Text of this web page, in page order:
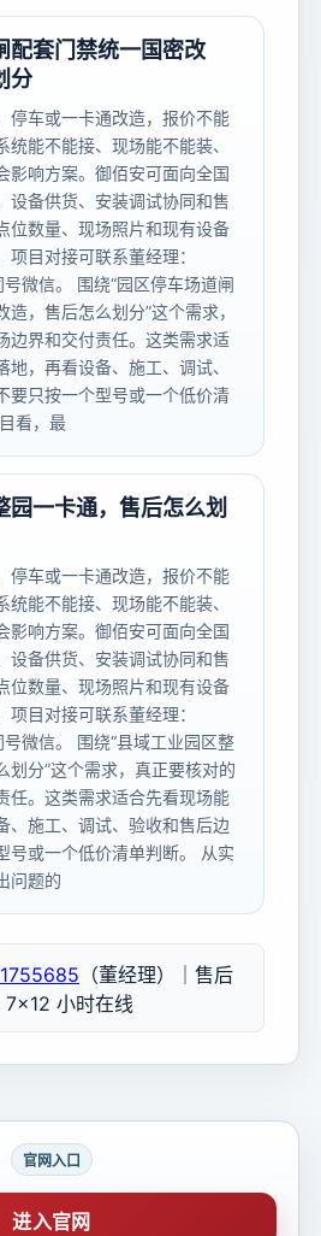
配套门禁统一国密改
分
停车或一卡通改造，报价不能
统能不能接、现场能不能装、
影响方案。御佰安可面向全国
设备供货、安装调试协同和售
位数量、现场照片和现有设备
目对接可联系董经理：
微信。 围绕“园区停车场道闸
，售后怎么划分”这个需求，
边界和交付责任。这类需求适
地，再看设备、施工、调试、
要只按一个型号或一个低价清
看，最
园一卡通，售后怎么划
停车或一卡通改造，报价不能
统能不能接、现场能不能装、
影响方案。御佰安可面向全国
设备供货、安装调试协同和售
位数量、现场照片和现有设备
目对接可联系董经理：
微信。 围绕“县域工业园区整
划分”这个需求，真正要核对的
任。这类需求适合先看现场能
、施工、调试、验收和售后边
号或一个低价清单判断。 从实
问题的
（董经理）｜售后
7×12 小时在线
官网入口
进入官网